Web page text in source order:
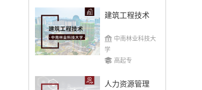
建筑工程技术
中南林业科技大
学
高起专
人力资源管理